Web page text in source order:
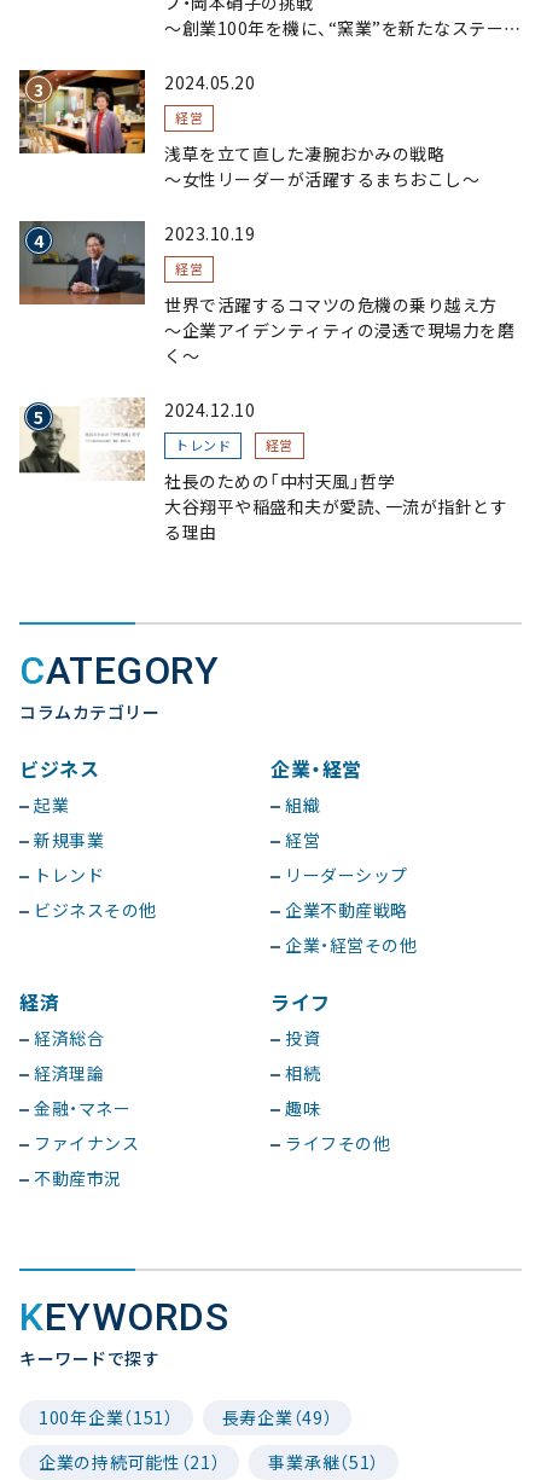
～創業100年を機に、“窯業”を新たなステージ
略～
2024.05.20
経営
浅草を立て直した凄腕おかみの戦略
〜女性リーダーが活躍するまちおこし〜
2023.10.19
経営
世界で活躍するコマツの危機の乗り越え方
〜企業アイデンティティの浸透で現場力を磨
く〜
2024.12.10
トレンド 経営
社長のための「中村天風」哲学
大谷翔平や稲盛和夫が愛読、一流が指針とす
る理由
CATEGORY
コラムカテゴリー
ビジネス
起業
新規事業
トレンド
ビジネスその他
企業・経営
組織
経営
リーダーシップ
企業不動産戦略
企業・経営その他
経済
経済総合
経済理論
金融・マネー
ファイナンス
不動産市況
ライフ
投資
相続
趣味
ライフその他
KEYWORDS
キーワードで探す
100年企業（151）
長寿企業（49）
企業の持続可能性（21）
事業承継（51）